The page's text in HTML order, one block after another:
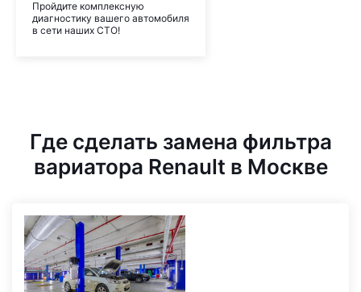
Пройдите комплексную
диагностику вашего автомобиля
в сети наших СТО!
Где сделать замена фильтра
вариатора Renault в Москве